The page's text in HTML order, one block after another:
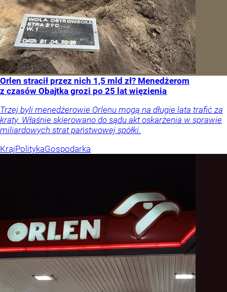
Orlen stracił przez nich 1,5 mld zł? Menedżerom
z czasów Obajtka grozi po 25 lat więzienia
Trzej byli menedżerowie Orlenu mogą na długie lata trafić za
kraty. Właśnie skierowano do sądu akt oskarżenia w sprawie
miliardowych strat państwowej spółki.
KrajPolitykaGospodarka